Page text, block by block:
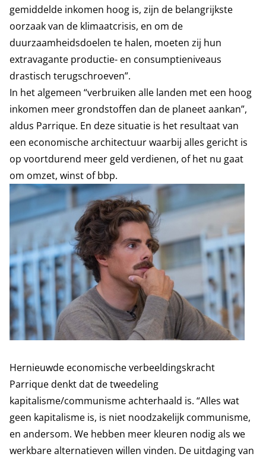
gemiddelde inkomen hoog is, zijn de belangrijkste
oorzaak van de klimaatcrisis, en om de
duurzaamheidsdoelen te halen, moeten zij hun
extravagante productie- en consumptieniveaus
drastisch terugschroeven”.
In het algemeen “verbruiken alle landen met een hoog
inkomen meer grondstoffen dan de planeet aankan”,
aldus Parrique. En deze situatie is het resultaat van
een economische architectuur waarbij alles gericht is
op voortdurend meer geld verdienen, of het nu gaat
om omzet, winst of bbp.
Hernieuwde economische verbeeldingskracht
Parrique denkt dat de tweedeling
kapitalisme/communisme achterhaald is. “Alles wat
geen kapitalisme is, is niet noodzakelijk communisme,
en andersom. We hebben meer kleuren nodig als we
werkbare alternatieven willen vinden. De uitdaging van